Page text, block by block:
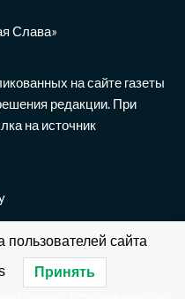
Слава»
на сайте газеты
редакции. При
на источник
пользователей сайта
Принять